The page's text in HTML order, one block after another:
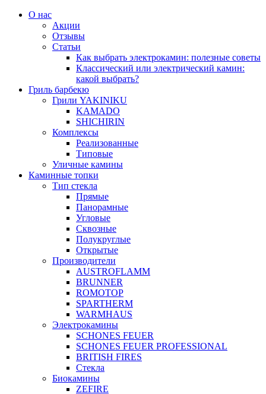
О нас
Акции
Отзывы
Статьи
Как выбрать электрокамин: полезные советы
Классический или электрический камин:
какой выбрать?
Гриль барбекю
Грили YAKINIKU
KAMADO
SHICHIRIN
Комплексы
Реализованные
Типовые
Уличные камины
Каминные топки
Тип стекла
Прямые
Панорамные
Угловые
Сквозные
Полукруглые
Открытые
Производители
AUSTROFLAMM
BRUNNER
ROMOTOP
SPARTHERM
WARMHAUS
Электрокамины
SCHONES FEUER
SCHONES FEUER PROFESSIONAL
BRITISH FIRES
Стекла
Биокамины
ZEFIRE